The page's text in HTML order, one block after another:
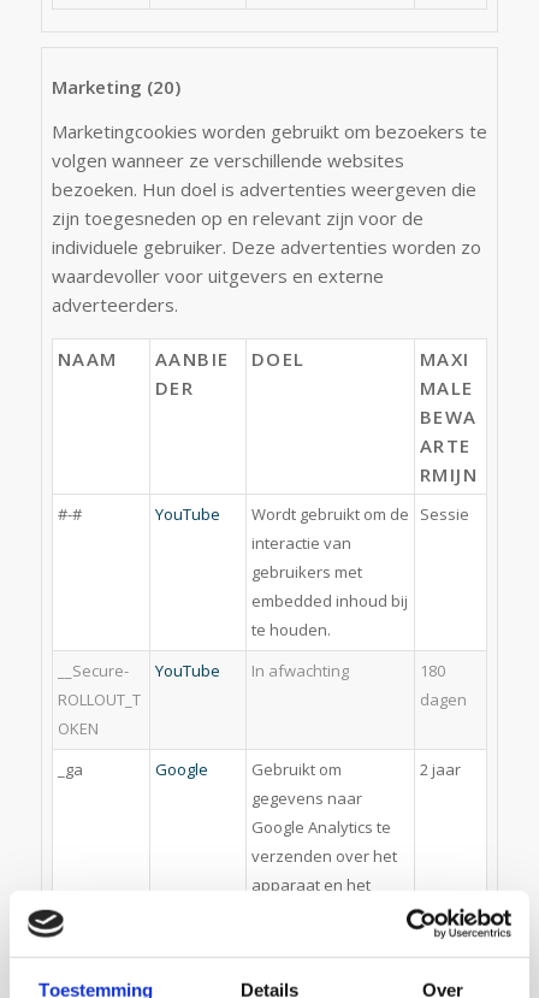
Toestemming Details Over
Marketing (20)
Marketingcookies worden gebruikt om bezoekers te
volgen wanneer ze verschillende websites
bezoeken. Hun doel is advertenties weergeven die
zijn toegesneden op en relevant zijn voor de
individuele gebruiker. Deze advertenties worden zo
waardevoller voor uitgevers en externe
adverteerders.
NAAM
AANBIE
DER
DOEL
MAXI
MALE
BEWA
ARTE
RMIJN
#-# YouTube
Wordt gebruikt om de
interactie van
gebruikers met
embedded inhoud bij
te houden.
Sessie
__Secure-
ROLLOUT_T
OKEN
YouTube In afwachting
180
dagen
_ga Google
Gebruikt om
gegevens naar
Google Analytics te
verzenden over het
apparaat en het
2 jaar